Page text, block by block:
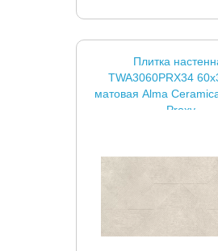
Плитка
TWA3060PRX34
матовая Alma
Proxy